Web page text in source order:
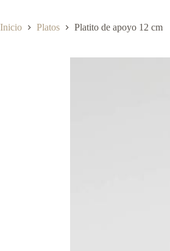
Inicio Platos Platito de apoyo 12 cm